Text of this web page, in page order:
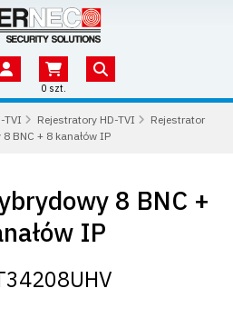
0 szt.
TVI Rejestratory HD-TVI
Rejestrator
BNC + 8 kanałów IP
8 BNC +
IP